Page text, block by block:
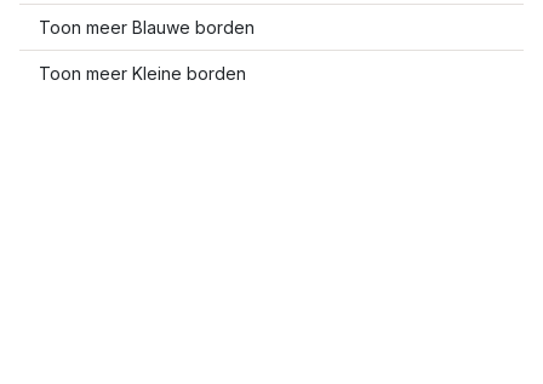
Toon meer Blauwe borden
Toon meer Kleine borden